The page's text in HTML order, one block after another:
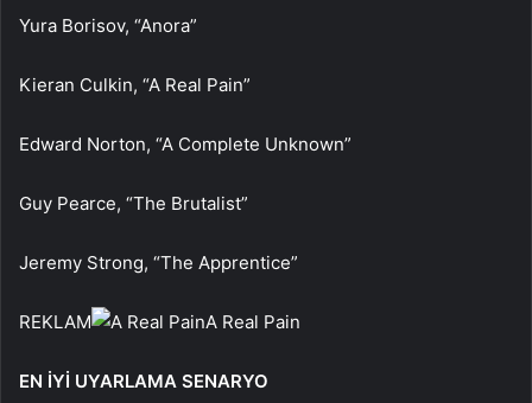
Yura Borisov, “Anora”
Kieran Culkin, “A Real Pain”
Edward Norton, “A Complete Unknown”
Guy Pearce, “The Brutalist”
Jeremy Strong, “The Apprentice”
REKLAM A Real Pain
EN İYİ UYARLAMA SENARYO